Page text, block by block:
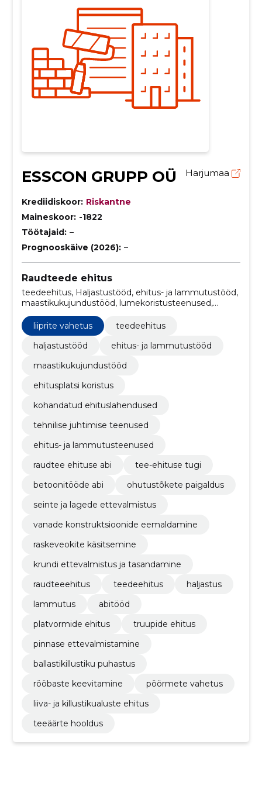
ESSCON GRUPP OÜ Harjumaa
Krediidiskoor: Riskantne
Maineskoor: -1822
Töötajaid: –
Prognooskäive (2026): –
Raudteede ehitus
teedeehitus, Haljastustööd, ehitus- ja lammutustööd,
maastikukujundustööd, lumekoristusteenused,
ehitusplatsi koristus, kohandatud ehituslahendused,
tehnilise juhtimise teenused, ehitus- ja
lammutusteenused, raudtee ehituse abi
liiprite vahetus
teedeehitus
haljastustööd
ehitus- ja lammutustööd
maastikukujundustööd
ehitusplatsi koristus
kohandatud ehituslahendused
tehnilise juhtimise teenused
ehitus- ja lammutusteenused
raudtee ehituse abi
tee-ehituse tugi
betoonitööde abi
ohutustõkete paigaldus
seinte ja lagede ettevalmistus
vanade konstruktsioonide eemaldamine
raskeveokite käsitsemine
krundi ettevalmistus ja tasandamine
raudteeehitus
teedeehitus
haljastus
lammutus
abitööd
platvormide ehitus
truupide ehitus
pinnase ettevalmistamine
ballastikillustiku puhastus
rööbaste keevitamine
pöörmete vahetus
liiva- ja killustikualuste ehitus
teeäärte hooldus